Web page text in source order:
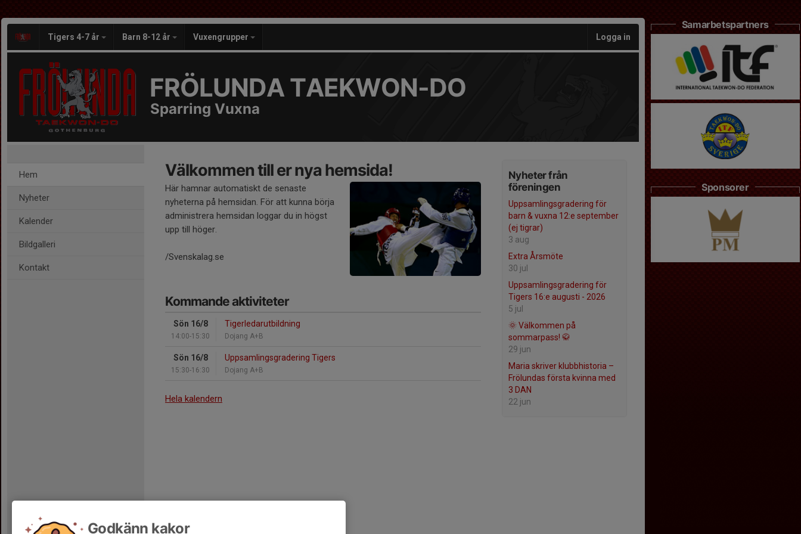
Tigers 4-7 år Barn 8-12 år Vuxengrupper Logga in
FRÖLUNDA TAEKWON-DO
Sparring Vuxna
Hem
Nyheter
Kalender
Bildgalleri
Kontakt
Nyheter från
föreningen
Uppsamlingsgradering för
barn & vuxna 12:e september
(ej tigrar)
3 aug
Extra Årsmöte
30 jul
Uppsamlingsgradering för
Tigers 16:e augusti - 2026
5 jul
🌞 Välkommen på
sommarpass! 🥋
29 jun
Maria skriver klubbhistoria –
Frölundas första kvinna med
3 DAN
22 jun
Välkommen till er nya hemsida!
Här hamnar automatiskt de senaste
nyheterna på hemsidan. För att kunna börja
administrera hemsidan loggar du in högst
upp till höger.
/Svenskalag.se
Kommande aktiviteter
Sön 16/8
14:00-15:30
Tigerledarutbildning
Dojang A+B
Sön 16/8
15:30-16:30
Uppsamlingsgradering Tigers
Dojang A+B
Hela kalendern
Samarbetspartners
Sponsorer
Godkänn kakor